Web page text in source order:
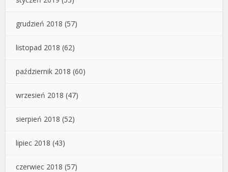
grudzień 2018 (57)
listopad 2018 (62)
październik 2018 (60)
wrzesień 2018 (47)
sierpień 2018 (52)
lipiec 2018 (43)
czerwiec 2018 (57)